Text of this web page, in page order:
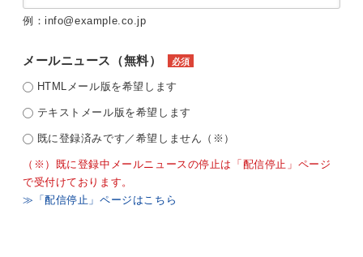
例：info@example.co.jp
メールニュース（無料） 必須
HTMLメール版を希望します
テキストメール版を希望します
既に登録済みです／希望しません（※）
（※）既に登録中メールニュースの停止は「配信停止」ページ
で受付けております。
≫「配信停止」ページはこちら